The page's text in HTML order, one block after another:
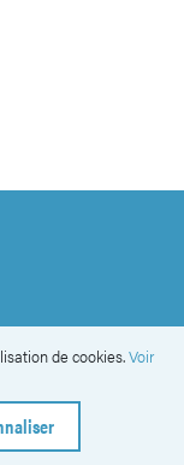
de cookies.Voir